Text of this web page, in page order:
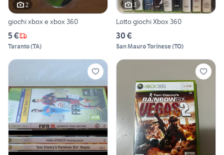
2
giochi xbox e xbox 360
5 €
Taranto(TA)
3
Lotto giochi Xbox 360
30 €
San Mauro Torinese(TO)